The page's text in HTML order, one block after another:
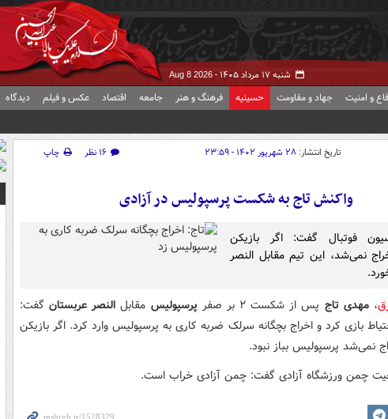
شنبه ۱۷ مرداد ۱۴۰۵ - Aug 8 2026
و امنیت جهاد و مقاومت حسینیه فرهنگ و هنر جامعه اقتصاد عکس و فیلم دیدگاه
تاریخ انتشار: ۲۸ شهریور ۱۴۰۲ - ۲۳:۵۹ ۱۶ نظر
چاپ
واکنش تاج به شکست پرسپولیس در آزادی
فوتبال گفت: اگر بازیکن
نمی‌شد، این تیم مقابل النصر
،مهدی تاج پس از شکست ۲ بر صفر پرسپولیس مقابل النصر عربستان گفت:
بازی کرد و اخراج بچگانه سرلک ضربه کاری به پرسپولیس وارد کرد. اگر بازیکن
نمی‌شد پرسپولیس بباز نبود.
چمن ورزشگاه آزادی گفت: چمن آزادی خراب است.